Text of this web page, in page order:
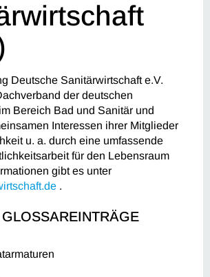
Deutsche Sanitärwirtschaft e.V.
der deutschen
Bereich Bad und Sanitär und
Interessen ihrer Mitglieder
u. a. durch eine umfassende
für den Lebensraum
gibt es unter
.